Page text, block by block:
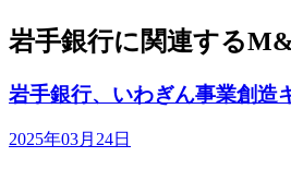
岩手銀行に関連する
岩手銀行、いわぎん事業創造
2025年03月24日